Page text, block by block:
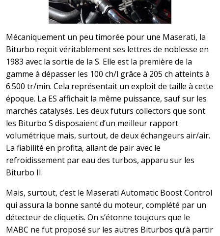
Mécaniquement un peu timorée pour une Maserati, la
Biturbo reçoit véritablement ses lettres de noblesse en
1983 avec la sortie de la S. Elle est la première de la
gamme à dépasser les 100 ch/l grâce à 205 ch atteints à
6.500 tr/min. Cela représentait un exploit de taille à cette
époque. La ES affichait la même puissance, sauf sur les
marchés catalysés. Les deux futurs collectors que sont
les Biturbo S disposaient d’un meilleur rapport
volumétrique mais, surtout, de deux échangeurs air/air.
La fiabilité en profita, allant de pair avec le
refroidissement par eau des turbos, apparu sur les
Biturbo II.
Mais, surtout, c’est le Maserati Automatic Boost Control
qui assura la bonne santé du moteur, complété par un
détecteur de cliquetis. On s’étonne toujours que le
MABC ne fut proposé sur les autres Biturbos qu’à partir